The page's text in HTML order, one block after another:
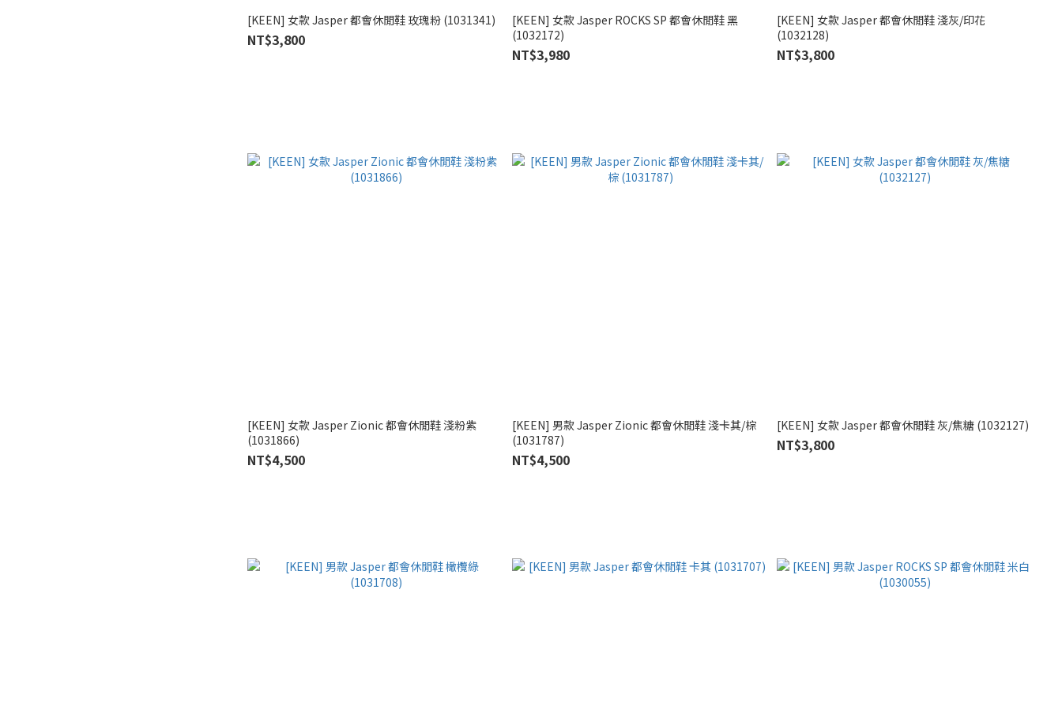
[KEEN] 女款 Jasper 都會休閒鞋 玫瑰粉 (1031341)
NT$3,800
[KEEN] 女款 Jasper ROCKS SP 都會休閒鞋 黑
(1032172)
NT$3,980
[KEEN] 女款 Jasper 都會休閒鞋 淺灰/印花
(1032128)
NT$3,800
[KEEN] 女款 Jasper Zionic 都會休閒鞋 淺粉紫
(1031866)
NT$4,500
[KEEN] 男款 Jasper Zionic 都會休閒鞋 淺卡其/棕
(1031787)
NT$4,500
[KEEN] 女款 Jasper 都會休閒鞋 灰/焦糖 (1032127)
NT$3,800